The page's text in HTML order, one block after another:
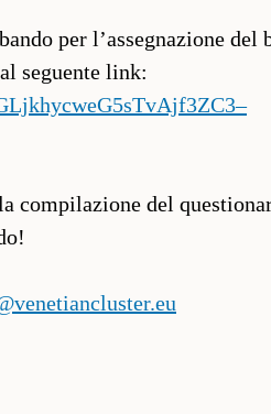
per l’assegnazione del
seguente link:
compilazione del